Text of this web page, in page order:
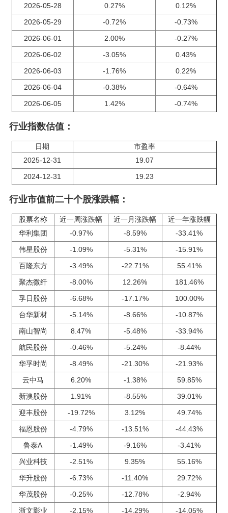
2026-05-28
0.27%
0.12%
2026-05-29
-0.72%
-0.73%
2026-06-01
2.00%
-0.27%
2026-06-02
-3.05%
0.43%
2026-06-03
-1.76%
0.22%
2026-06-04
-0.38%
-0.64%
2026-06-05
1.42% -0.74%
行业指数估值：
日期
市盈率
2025-12-31
19.07
2024-12-31
19.23
行业市值前二十个股涨跌幅：
股票名称 近一周涨跌幅 近一月涨跌幅
近一年涨跌幅
华利集团
-0.97% -8.59%
-33.41%
伟星股份
-1.09% -5.31%
-15.91%
百隆东方
-3.49% -22.71%
55.41%
聚杰微纤
-8.00% 12.26%
181.46%
孚日股份
-6.68% -17.17%
100.00%
台华新材
-5.14% -8.66%
-10.87%
南山智尚
8.47% -5.48%
-33.94%
航民股份
-0.46% -5.24%
-8.44%
华孚时尚
-8.49% -21.30%
-21.93%
云中马
6.20% -1.38%
59.85%
新澳股份
1.91% -8.55%
39.01%
迎丰股份
-19.72% 3.12%
49.74%
福恩股份
-4.79% -13.51%
-44.43%
鲁泰A
-1.49% -9.16%
-3.41%
兴业科技
-2.51% 9.35%
55.16%
华升股份
-6.73% -11.40%
29.72%
华茂股份
-0.25% -12.78%
-2.94%
浙文影业
-2.15% -14.29% -14.05%